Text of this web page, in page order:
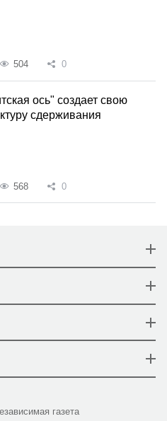
504 0
ось" создает свою
сдерживания
568 0
газета